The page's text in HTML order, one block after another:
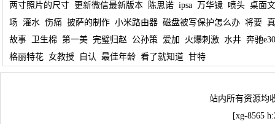
两寸照片的尺寸
更新微信最新版本 陈思诺 ipsa 万华镜 喷头 桌面
场 灌水 伤痛 披萨的制作 小米路由器 磁盘被写保护怎么办 将要
故事
卫生棉 第一美 完璧归赵 公孙策 爱加 火爆刺激 水井 奔驰
格丽特花 女教授 自认 最佳年龄 看了就知道 甘特
站内所有资源均
[xg-8565